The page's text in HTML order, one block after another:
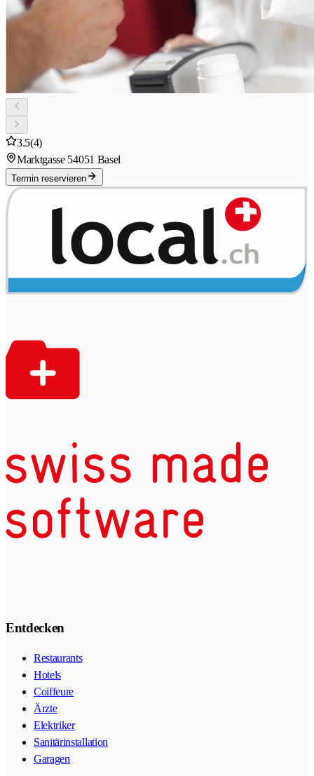
3.5(4)
Marktgasse 54051 Basel
Termin reservieren
Entdecken
Restaurants
Hotels
Coiffeure
Ärzte
Elektriker
Sanitärinstallation
Garagen